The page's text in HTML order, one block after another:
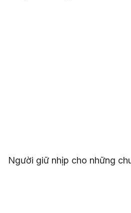
Người giữ nhịp cho những